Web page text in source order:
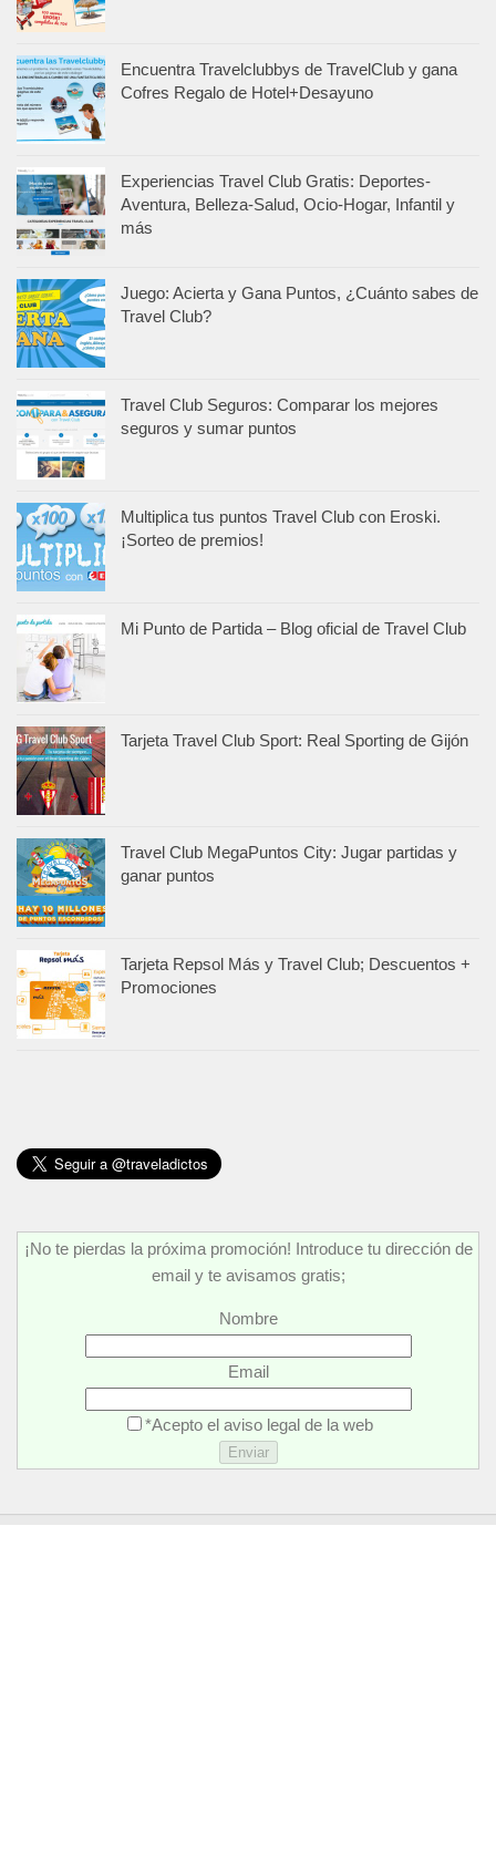
Encuentra Travelclubbys de TravelClub y gana
Cofres Regalo de Hotel+Desayuno
Experiencias Travel Club Gratis: Deportes-
Aventura, Belleza-Salud, Ocio-Hogar, Infantil y
más
Juego: Acierta y Gana Puntos, ¿Cuánto sabes de
Travel Club?
Travel Club Seguros: Comparar los mejores
seguros y sumar puntos
Multiplica tus puntos Travel Club con Eroski.
¡Sorteo de premios!
Mi Punto de Partida – Blog oficial de Travel Club
Tarjeta Travel Club Sport: Real Sporting de Gijón
Travel Club MegaPuntos City: Jugar partidas y
ganar puntos
Tarjeta Repsol Más y Travel Club; Descuentos +
Promociones
¡No te pierdas la próxima promoción! Introduce tu dirección de
email y te avisamos gratis;
Nombre
Email
*Acepto el aviso legal de la web